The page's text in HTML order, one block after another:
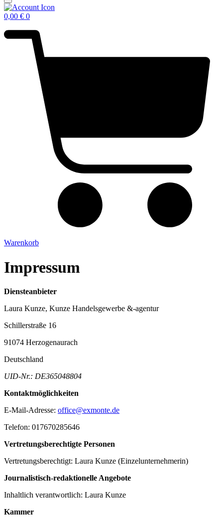
0,00 € 0
Warenkorb
Impressum
Diensteanbieter
Laura Kunze, Kunze Handelsgewerbe &-agentur
Schillerstraße 16
91074 Herzogenaurach
Deutschland
UID-Nr.: DE365048804
Kontaktmöglichkeiten
E-Mail-Adresse: office@exmonte.de
Telefon: 017670285646
Vertretungsberechtigte Personen
Vertretungsberechtigt: Laura Kunze (Einzelunternehmerin)
Journalistisch-redaktionelle Angebote
Inhaltlich verantwortlich: Laura Kunze
Kammer